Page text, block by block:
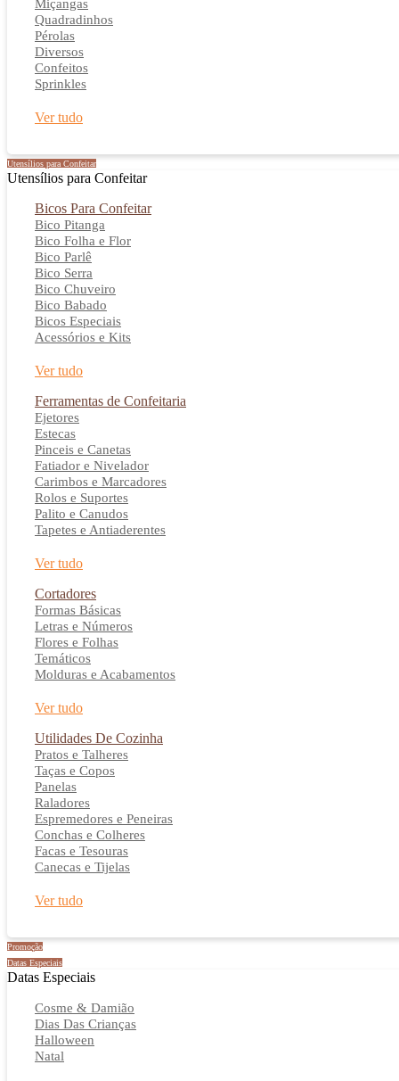
Miçangas
Quadradinhos
Pérolas
Diversos
Confeitos
Sprinkles
Ver tudo
Utensílios para Confeitar
Utensílios para Confeitar
Bicos Para Confeitar
Bico Pitanga
Bico Folha e Flor
Bico Parlê
Bico Serra
Bico Chuveiro
Bico Babado
Bicos Especiais
Acessórios e Kits
Ver tudo
Ferramentas de Confeitaria
Ejetores
Estecas
Pinceis e Canetas
Fatiador e Nivelador
Carimbos e Marcadores
Rolos e Suportes
Palito e Canudos
Tapetes e Antiaderentes
Ver tudo
Cortadores
Formas Básicas
Letras e Números
Flores e Folhas
Temáticos
Molduras e Acabamentos
Ver tudo
Utilidades De Cozinha
Pratos e Talheres
Taças e Copos
Panelas
Raladores
Espremedores e Peneiras
Conchas e Colheres
Facas e Tesouras
Canecas e Tijelas
Ver tudo
Promoção
Datas Especiais
Datas Especiais
Cosme & Damião
Dias Das Crianças
Halloween
Natal